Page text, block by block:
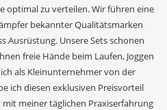
optimal zu verteilen. Wir führen eine
bekannter Qualitätsmarken
Ausrüstung. Unsere Sets schonen
freie Hände beim Laufen, Joggen
als Kleinunternehmer von der
ich diesen exklusiven Preisvorteil
meiner täglichen Praxiserfahrung